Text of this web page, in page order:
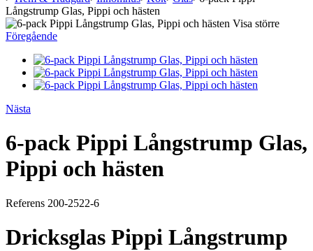
Långstrump Glas, Pippi och hästen
Visa större
Föregående
Nästa
6-pack Pippi Långstrump Glas,
Pippi och hästen
Referens 200-2522-6
Dricksglas Pippi Långstrump